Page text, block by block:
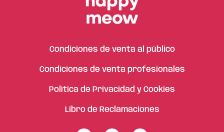
Condiciones de venta al público
Condiciones de venta profesionales
Política de Privacidad y Cookies
Libro de Reclamaciones